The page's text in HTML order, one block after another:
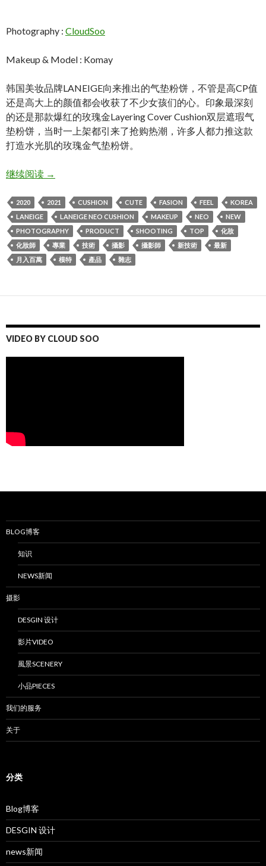
Photography : CloudSoo
Makeup & Model : Komay
韩国美妆品牌LANEIGE向来推出的气垫粉饼，不管是高CP值
还是高大上的颜值都会收获了不少女孩们的心。印象最深刻
的还是那款爆红的玫瑰金Layering Cover Cushion双层遮瑕气
垫粉饼，当时一上架都引来了抢购热潮，许多人都力推这款
打造水光肌的玫瑰金气垫粉饼。
继续阅读Neo Cushion Matte – LANEIGE Make up shooting
→
2020 2021 CUSHION CUTE FASION FEEL
KOREA
LANEIGE
LANEIGE NEO CUSHION MAKEUP NEO
NEW
PHOTOGRAPHY
PRODUCT SHOOTING TOP
化妝
化妝師
專業 技術 攝影 攝影師 新技術
最新
月入百萬
模特 產品 雜志
VIDEO BY CLOUD SOO
BLOG博客
知识
NEWS新闻
摄影
DESGIN 设计
影片VIDEO
風景SCENERY
小品PIECES
我们的服务
关于
分类
Blog博客
DESGIN 设计
news新闻